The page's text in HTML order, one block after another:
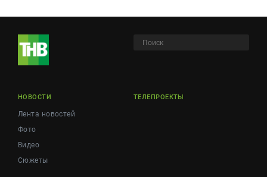
НОВОСТИ
Лента новостей
Фото
Видео
Сюжеты
ТЕЛЕПРОЕКТЫ